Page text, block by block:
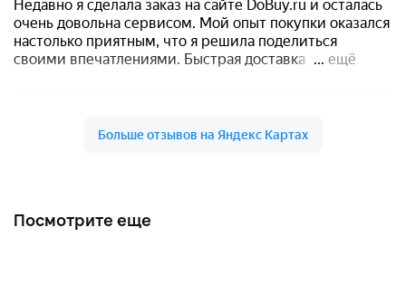
Посмотрите еще